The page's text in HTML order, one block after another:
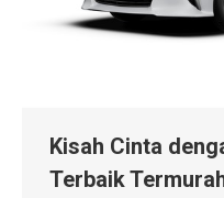
Kisah Cinta
Terbaik